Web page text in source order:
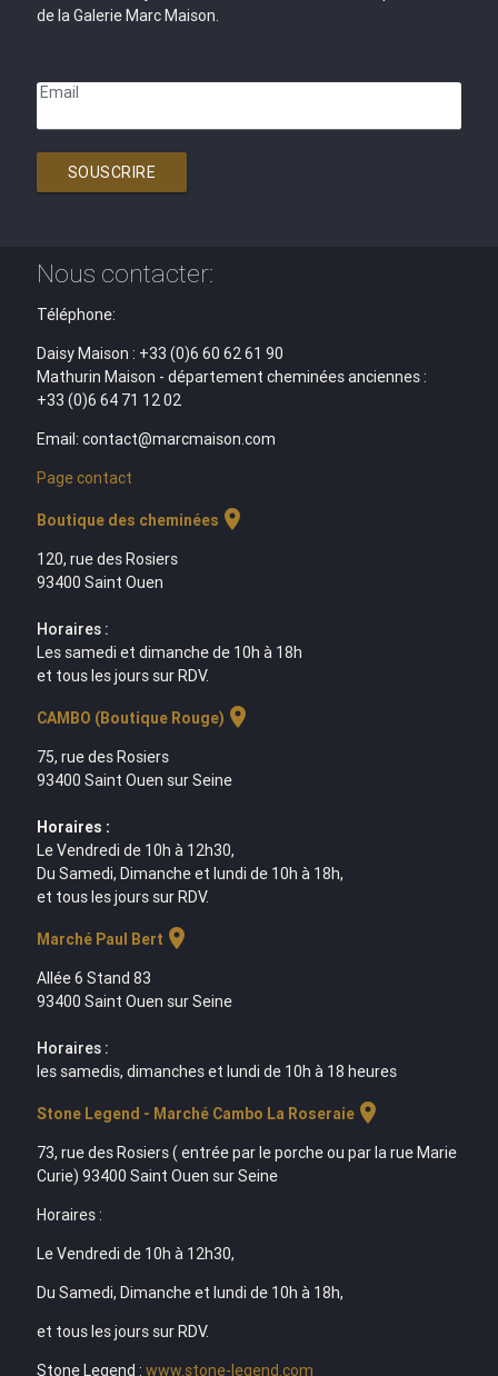
de la Galerie Marc Maison.
Email
SOUSCRIRE
Nous contacter:
Téléphone:
Daisy Maison : +33 (0)6 60 62 61 90
Mathurin Maison - département cheminées anciennes :
+33 (0)6 64 71 12 02
Email: contact@marcmaison.com
Page contact
Boutique des cheminées location_on
120, rue des Rosiers
93400 Saint Ouen
Horaires :
Les samedi et dimanche de 10h à 18h
et tous les jours sur RDV.
CAMBO (Boutique Rouge) location_on
75, rue des Rosiers
93400 Saint Ouen sur Seine
Horaires :
Le Vendredi de 10h à 12h30,
Du Samedi, Dimanche et lundi de 10h à 18h,
et tous les jours sur RDV.
Marché Paul Bert location_on
Allée 6 Stand 83
93400 Saint Ouen sur Seine
Horaires :
les samedis, dimanches et lundi de 10h à 18 heures
Stone Legend - Marché Cambo La Roseraielocation_on
73, rue des Rosiers ( entrée par le porche ou par la rue Marie
Curie) 93400 Saint Ouen sur Seine
Horaires :
Le Vendredi de 10h à 12h30,
Du Samedi, Dimanche et lundi de 10h à 18h,
et tous les jours sur RDV.
Stone Legend : www.stone-legend.com